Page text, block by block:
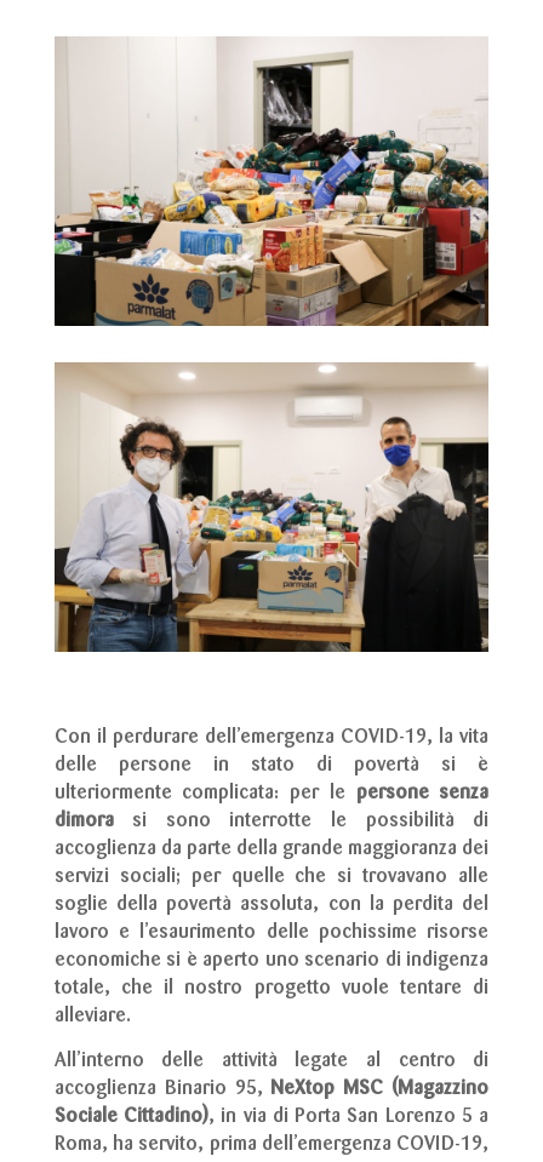
Con il perdurare dell’emergenza COVID-19, la vita
delle persone in stato di povertà si è
ulteriormente complicata: per le persone senza
dimorasi sono interrotte le possibilità di
accoglienza da parte della grande maggioranza dei
servizi sociali; per quelle che si trovavano alle
soglie della povertà assoluta, con la perdita del
lavoro e l’esaurimento delle pochissime risorse
economiche si è aperto uno scenario di indigenza
totale, che il nostro progetto vuole tentare di
alleviare.
All’interno delle attività legate al centro di
accoglienza Binario 95,
NeXtop MSC (Magazzino
Sociale Cittadino), in via di Porta San Lorenzo 5 a
Roma, ha servito, prima dell’emergenza COVID-19,